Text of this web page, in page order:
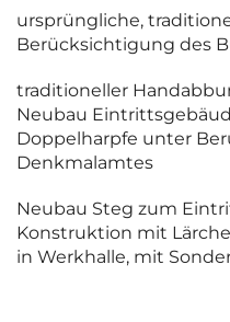
ursprüngliche,
Berücksichtigung des
traditioneller
Neubau
Doppelharpfe unter
Denkmalamtes
Neubau Steg zum
Konstruktion mit
in Werkhalle, mit